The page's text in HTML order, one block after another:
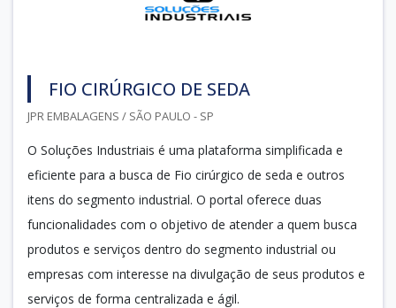
FIO CIRÚRGICO DE SEDA
JPR EMBALAGENS / SÃO PAULO - SP
O Soluções Industriais é uma plataforma simplificada e
eficiente para a busca de Fio cirúrgico de seda e outros
itens do segmento industrial. O portal oferece duas
funcionalidades com o objetivo de atender a quem busca
produtos e serviços dentro do segmento industrial ou
empresas com interesse na divulgação de seus produtos e
serviços de forma centralizada e ágil.